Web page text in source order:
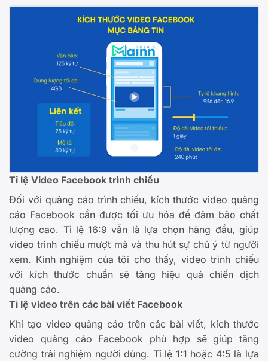
Tỉ lệ Video Facebook trình chiếu
Đối với quảng cáo trình chiếu, kích thước video quảng
cáo Facebook cần được tối ưu hóa để đảm bảo chất
lượng cao. Tỉ lệ 16:9 vẫn là lựa chọn hàng đầu, giúp
video trình chiếu mượt mà và thu hút sự chú ý từ người
xem. Kinh nghiệm của tôi cho thấy, video trình chiếu
với kích thước chuẩn sẽ tăng hiệu quả chiến dịch
quảng cáo.
Tỉ lệ video trên các bài viết Facebook
Khi tạo video quảng cáo trên các bài viết, kích thước
video quảng cáo Facebook phù hợp sẽ giúp tăng
cường trải nghiệm người dùng. Tỉ lệ 1:1 hoặc 4:5 là lựa